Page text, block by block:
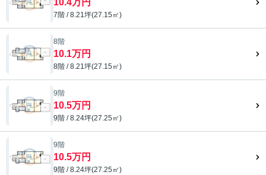
10.4万円
7階 / 8.21坪(27.15㎡)
8階
10.1万円
8階 / 8.21坪(27.15㎡)
9階
10.5万円
9階 / 8.24坪(27.25㎡)
9階
10.5万円
9階 / 8.24坪(27.25㎡)